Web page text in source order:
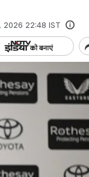
2026 22:48 IST